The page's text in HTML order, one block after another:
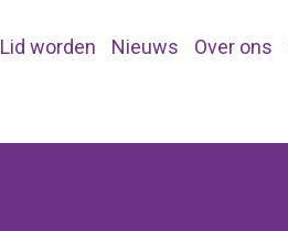
Lid worden Nieuws Over ons